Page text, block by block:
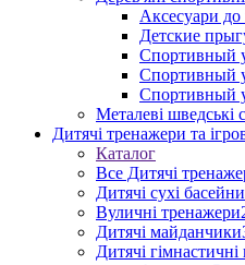
Аксесуари до
Детские
Спортивный
Спортивный
Спортивный
Металеві шведські
Дитячі тренажери та
Каталог
Все Дитячі
Дитячі сухі басейни
Вуличні тренажери
Дитячі майданчики
Дитячі